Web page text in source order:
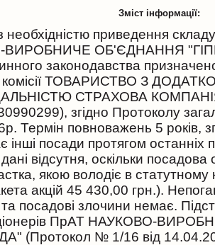
Зміст інформації:
необхiднiстю приведення
ОБ'ЄДНАННЯ
законодавства
комісії ТОВАРИСТВО З
СТРАХОВА
згiдно Протоколу
Термiн повноважень 5 років,
інші посади протягом останніх
вiдсутня, оскiльки
якою володіє в
акцiй 45 430,00 грн.).
та посадовi злочини немає.
ПрАТ НАУКОВО-
(Протокол № 1/16 вiд